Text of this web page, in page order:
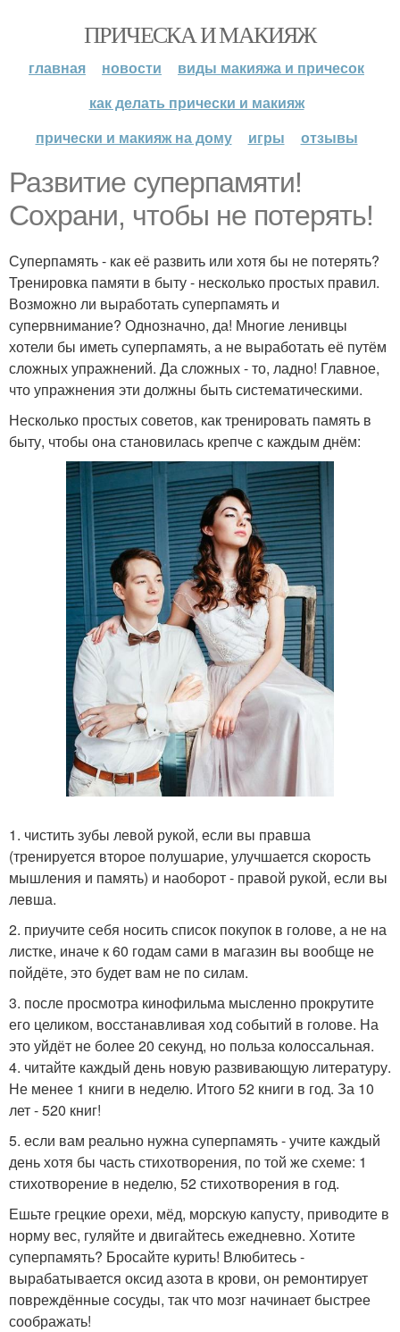
ПРИЧЕСКА И МАКИЯЖ
главная новости
виды макияжа и причесок
как делать прически и макияж
прически и макияж на дому
игры отзывы
Развитие суперпамяти!
Сохрани, чтобы не потерять!
Суперпамять - как её развить или хотя бы не потерять?
Тренировка памяти в быту - несколько простых правил.
Возможно ли выработать суперпамять и
супервнимание? Однозначно, да! Многие ленивцы
хотели бы иметь суперпамять, а не выработать её путём
сложных упражнений. Да сложных - то, ладно! Главное,
что упражнения эти должны быть систематическими.
Несколько простых советов, как тренировать память в
быту, чтобы она становилась крепче с каждым днём:
1. чистить зубы левой рукой, если вы правша
(тренируется второе полушарие, улучшается скорость
мышления и память) и наоборот - правой рукой, если вы
левша.
2. приучите себя носить список покупок в голове, а не на
листке, иначе к 60 годам сами в магазин вы вообще не
пойдёте, это будет вам не по силам.
3. после просмотра кинофильма мысленно прокрутите
его целиком, восстанавливая ход событий в голове. На
это уйдёт не более 20 секунд, но польза колоссальная.
4. читайте каждый день новую развивающую литературу.
Не менее 1 книги в неделю. Итого 52 книги в год. За 10
лет - 520 книг!
5. если вам реально нужна суперпамять - учите каждый
день хотя бы часть стихотворения, по той же схеме: 1
стихотворение в неделю, 52 стихотворения в год.
Ешьте грецкие орехи, мёд, морскую капусту, приводите в
норму вес, гуляйте и двигайтесь ежедневно. Хотите
суперпамять? Бросайте курить! Влюбитесь -
вырабатывается оксид азота в крови, он ремонтирует
повреждённые сосуды, так что мозг начинает быстрее
соображать!